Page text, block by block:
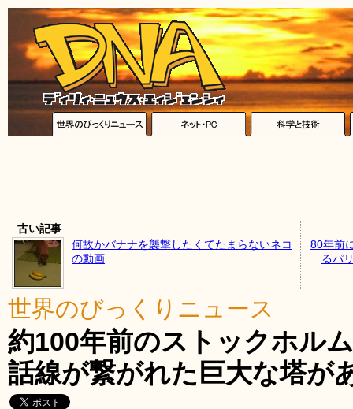
古い記事
何故かバナナを襲撃したくてたまらないネコ
の動画
80年前
るパ
世界のびっくりニュース
約100年前のストックホル
話線が繋がれた巨大な塔が